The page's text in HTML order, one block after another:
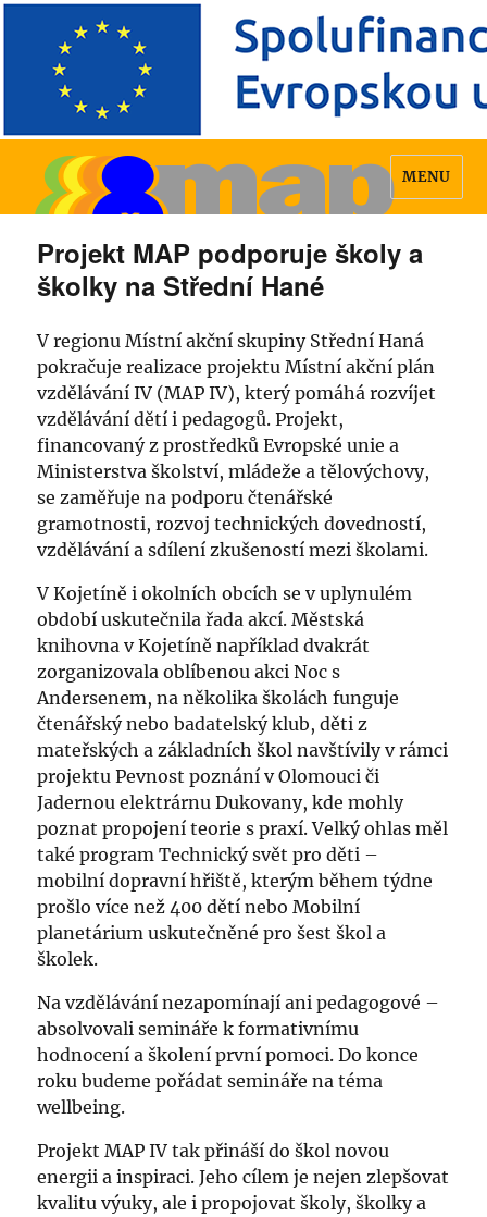
MENU
Projekt MAP podporuje školy a
školky na Střední Hané
V regionu Místní akční skupiny Střední Haná
pokračuje realizace projektu Místní akční plán
vzdělávání IV (MAP IV), který pomáhá rozvíjet
vzdělávání dětí i pedagogů. Projekt,
financovaný z prostředků Evropské unie a
Ministerstva školství, mládeže a tělovýchovy,
se zaměřuje na podporu čtenářské
gramotnosti, rozvoj technických dovedností,
vzdělávání a sdílení zkušeností mezi školami.
V Kojetíně i okolních obcích se v uplynulém
období uskutečnila řada akcí. Městská
knihovna v Kojetíně například dvakrát
zorganizovala oblíbenou akci Noc s
Andersenem, na několika školách funguje
čtenářský nebo badatelský klub, děti z
mateřských a základních škol navštívily v rámci
projektu Pevnost poznání v Olomouci či
Jadernou elektrárnu Dukovany, kde mohly
poznat propojení teorie s praxí. Velký ohlas měl
také program Technický svět pro děti –
mobilní dopravní hřiště, kterým během týdne
prošlo více než 400 dětí nebo Mobilní
planetárium uskutečněné pro šest škol a
školek.
Na vzdělávání nezapomínají ani pedagogové –
absolvovali semináře k formativnímu
hodnocení a školení první pomoci. Do konce
roku budeme pořádat semináře na téma
wellbeing.
Projekt MAP IV tak přináší do škol novou
energii a inspiraci. Jeho cílem je nejen zlepšovat
kvalitu výuky, ale i propojovat školy, školky a